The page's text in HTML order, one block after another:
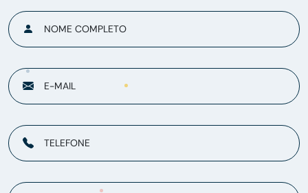
NOME COMPLETO
E-MAIL
TELEFONE